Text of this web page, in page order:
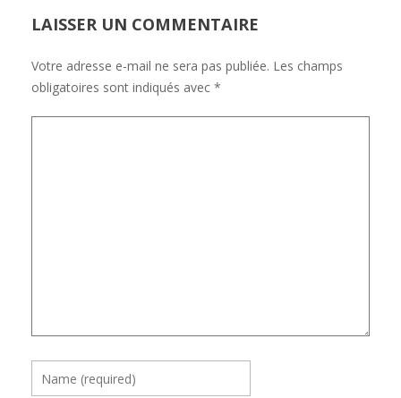
LAISSER UN COMMENTAIRE
Votre adresse e-mail ne sera pas publiée. Les champs
obligatoires sont indiqués avec *